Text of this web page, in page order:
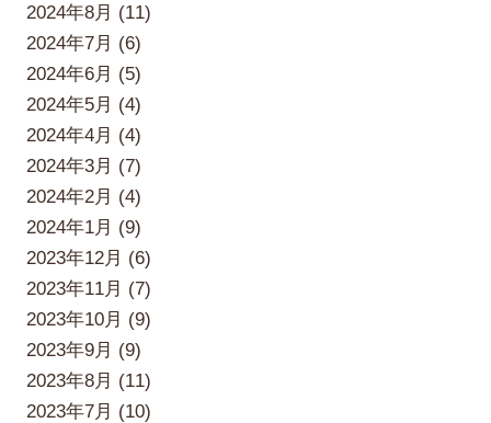
2024年8月 (11)
2024年7月 (6)
2024年6月 (5)
2024年5月 (4)
2024年4月 (4)
2024年3月 (7)
2024年2月 (4)
2024年1月 (9)
2023年12月 (6)
2023年11月 (7)
2023年10月 (9)
2023年9月 (9)
2023年8月 (11)
2023年7月 (10)